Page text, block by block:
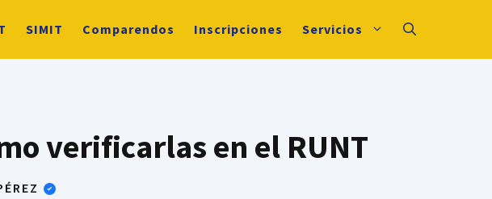
SIMIT Comparendos Inscripciones Servicios
verificarlas en el RUNT